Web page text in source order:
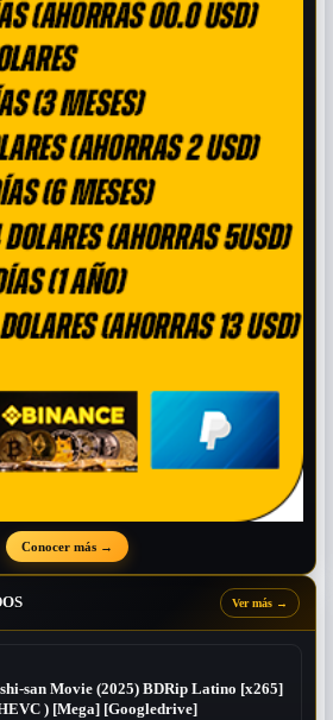
Conocer más →
Ver más →
san Movie (2025) BDRip Latino [x265]
) [Mega] [Googledrive]